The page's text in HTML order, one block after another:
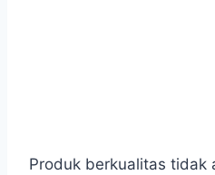
Produk berkualitas tidak